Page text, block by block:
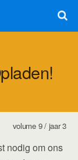
volume 9 / jaar 3
nodig om ons